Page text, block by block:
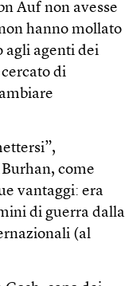
Auf non avesse
hanno mollato
agli agenti dei
di
come
vantaggi: era
di guerra dalla
(al